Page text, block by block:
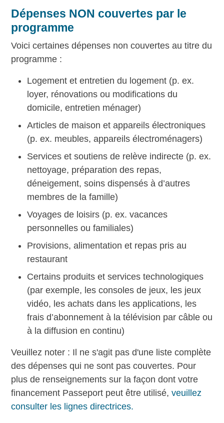
Dépenses NON couvertes par le
programme
Voici certaines dépenses non couvertes au titre du
programme :
Logement et entretien du logement (p. ex.
loyer, rénovations ou modifications du
domicile, entretien ménager)
Articles de maison et appareils électroniques
(p. ex. meubles, appareils électroménagers)
Services et soutiens de relève indirecte (p. ex.
nettoyage, préparation des repas,
déneigement, soins dispensés à d’autres
membres de la famille)
Voyages de loisirs (p. ex. vacances
personnelles ou familiales)
Provisions, alimentation et repas pris au
restaurant
Certains produits et services technologiques
(par exemple, les consoles de jeux, les jeux
vidéo, les achats dans les applications, les
frais d’abonnement à la télévision par câble ou
à la diffusion en continu)
Veuillez noter : Il ne s'agit pas d'une liste complète
des dépenses qui ne sont pas couvertes. Pour
plus de renseignements sur la façon dont votre
financement Passeport peut être utilisé,veuillez
consulter les lignes directrices.